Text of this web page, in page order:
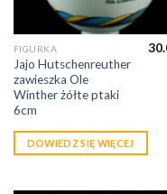
FIGURKA
Jajo Hutschenreuther
zawieszka Ole
Winther żółte ptaki
6cm
DOWIEDZ SIĘ WIĘCEJ